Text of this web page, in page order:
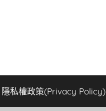
隱私權政策(Privacy Policy)